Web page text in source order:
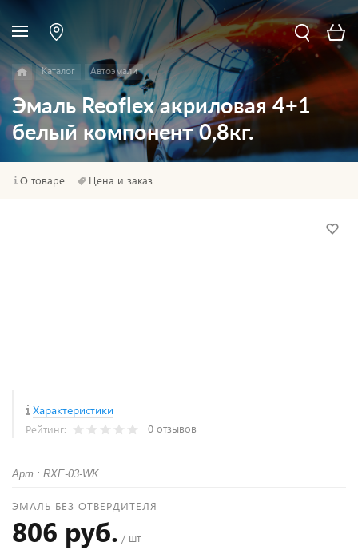
Каталог Автоэмали
Эмаль Reoflex акриловая 4+1
белый компонент 0,8кг.
О товаре Цена и заказ
Характеристики
Рейтинг: 0 отзывов
Арт.: RXE-03-WK
ЭМАЛЬ БЕЗ ОТВЕРДИТЕЛЯ
806 руб. / шт